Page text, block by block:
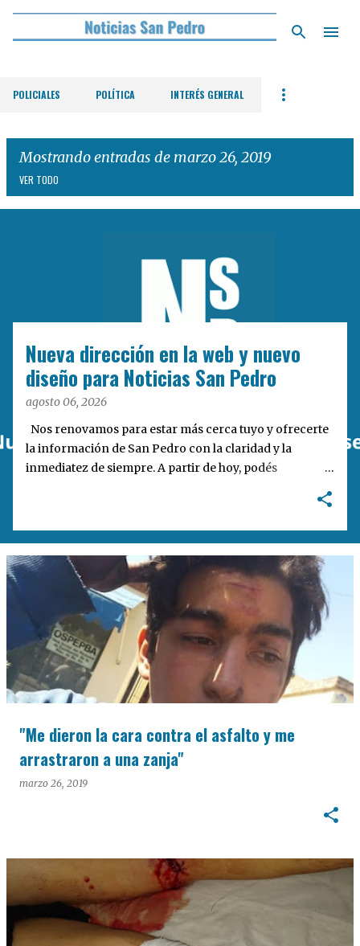
Ir al contenido principal
POLICIALES POLÍTICA INTERÉS GENERAL
Mostrando entradas de marzo 26, 2019
VER TODO
Nueva dirección en la web y nuevo
diseño para Noticias San Pedro
agosto 06, 2026
Nos renovamos para estar más cerca tuyo y ofrecerte
la información de San Pedro con la claridad y la
inmediatez de siempre. A partir de hoy, podés
Desarrollamos una interfaz más ágil, moderna e
intuitiva, pensada para optimizar la navegación desde
cualquier dispositivo, facilitar el acceso a las noticias
locales y potenciar la interacción de los lectores con
nuestros contenidos.
"Me dieron la cara contra el asfalto y me
arrastraron a una zanja"
marzo 26, 2019